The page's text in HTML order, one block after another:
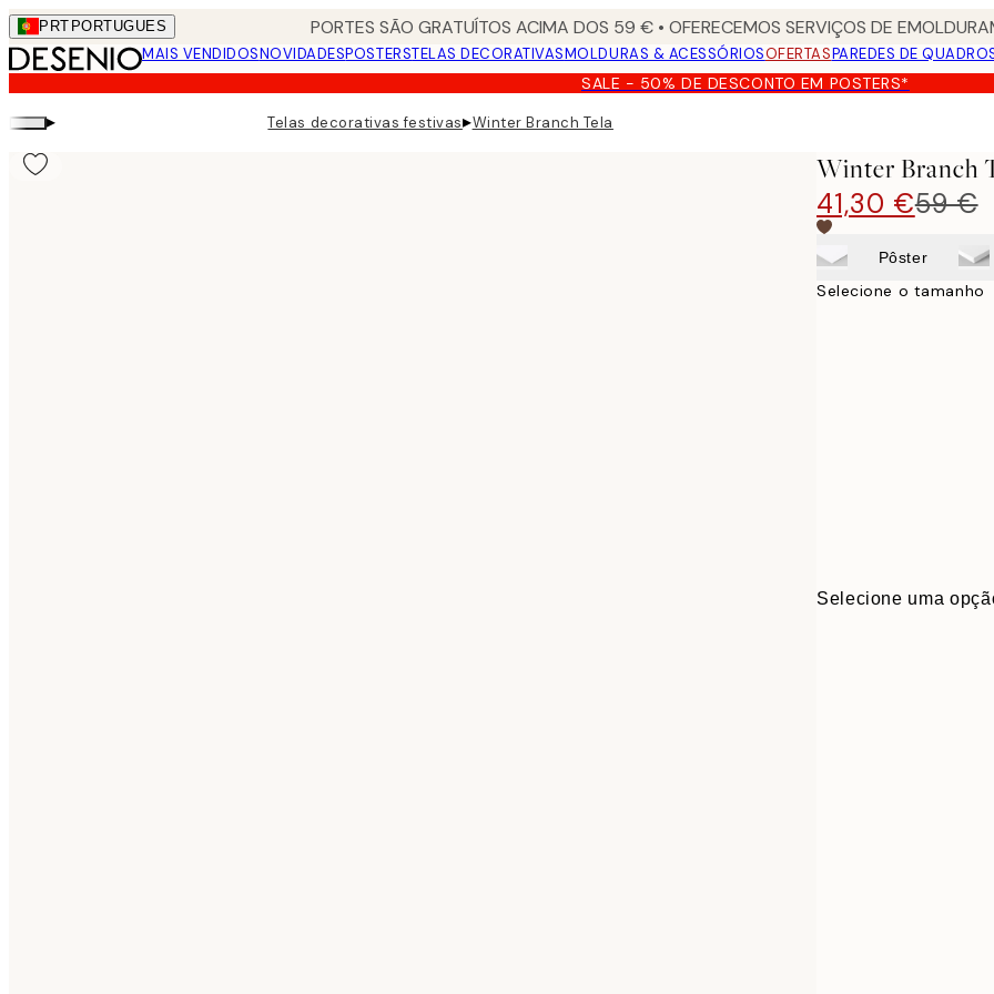
Skip
to
main
content.
PRT PORTUGUES PORTES SÃO GRATUÍTOS ACIMA DOS 59 € • OFERECEMOS SERVIÇOS DE
MAIS VENDIDOSNOVIDADESPOSTERSTELAS DECORATIVASMOLDURAS & ACESSÓRIOSOFERTASPAREDES DE
SALE - 50% DE DESCONTO EM POSTERS*
▸ Telas decorativas festivas▸Winter Branch Tela
Winter Branch
41,30 €59 €
Pôster
Selecione o tamanho
Selecione uma